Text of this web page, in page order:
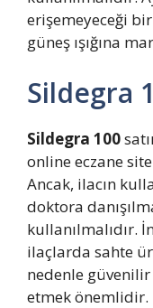
erişemeyeceği
güneş ışığına
Sildegra
Sildegra 100
online eczane
Ancak, ilacın
doktora
kullanılmalıdır.
ilaçlarda sahte
nedenle güvenilir
etmek önemlidir.